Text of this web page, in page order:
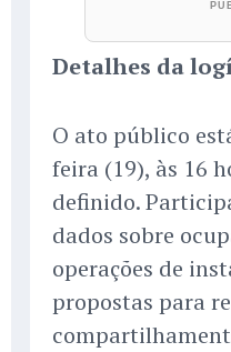
Detalhes da
O ato público
feira (19), às 16
definido.
dados sobre
operações de
propostas para